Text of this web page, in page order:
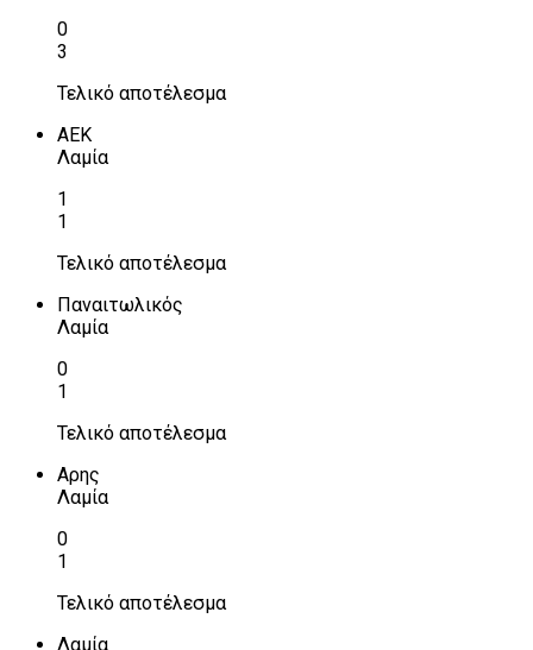
0
3
Τελικό αποτέλεσμα
ΑΕΚ
Λαμία
1
1
Τελικό αποτέλεσμα
Παναιτωλικός
Λαμία
0
1
Τελικό αποτέλεσμα
Αρης
Λαμία
0
1
Τελικό αποτέλεσμα
Λαμία